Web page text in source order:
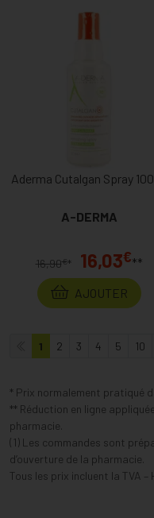
Aderma Cutalgan Spray
A-DERMA
16,90€ * 16,03€**
AJOUTER
1 2 3 4 5 10
* Prix normalement pratiqué
** Réduction en ligne
pharmacie.
(1) Les commandes sont
d’ouverture de la pharmacie.
Tous les prix incluent la TVA